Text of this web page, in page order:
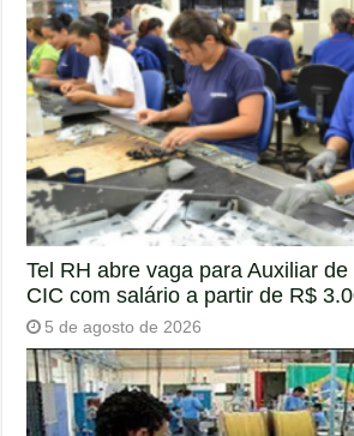
Tel RH abre vaga para Auxiliar
CIC com salário a partir de R$
5 de agosto de 2026